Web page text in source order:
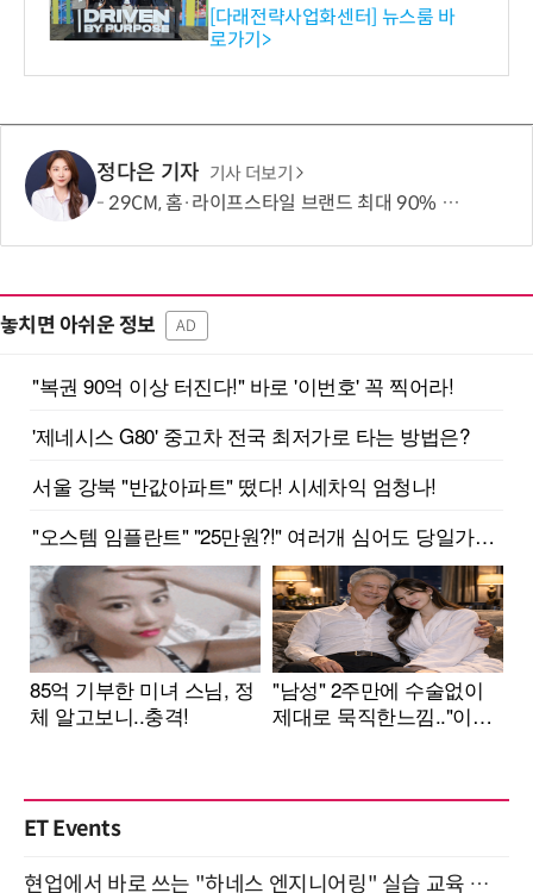
와의 비즈니스 미팅 지원…K
-바이오 해외 진출 교두보 확
보
[다래전략사업화센터] 뉴스룸 바
로가기>
정다은 기자 기사 더보기
29CM, 홈·라이프스타일 브랜드 최대 90% 할인 '이구홈위크' 실시
놓치면 아쉬운 정보 AD
ET Events
현업에서 바로 쓰는 "하네스 엔지니어링" 실습 교육 워크숍 8월 20일 개최